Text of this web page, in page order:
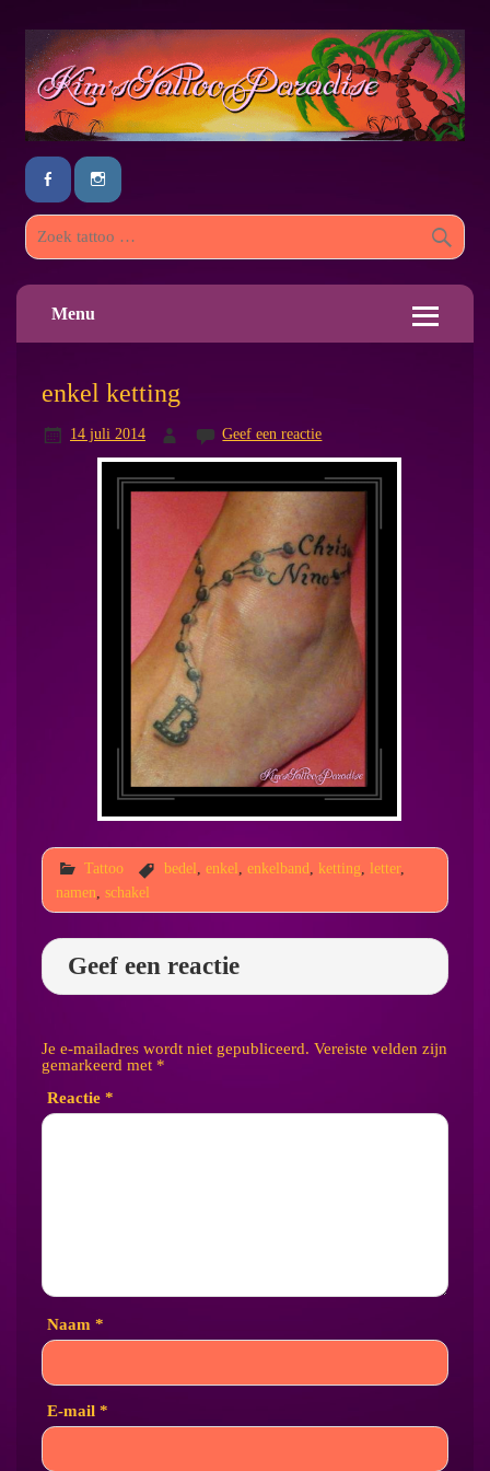
Menu
enkel ketting
14 juli 2014 Geef een reactie
Tattoo bedel enkel enkelband ketting letter,
namen schakel
Geef een reactie
Je e-mailadres wordt niet gepubliceerd. Vereiste velden zijn
gemarkeerd met *
Reactie *
Naam *
E-mail *